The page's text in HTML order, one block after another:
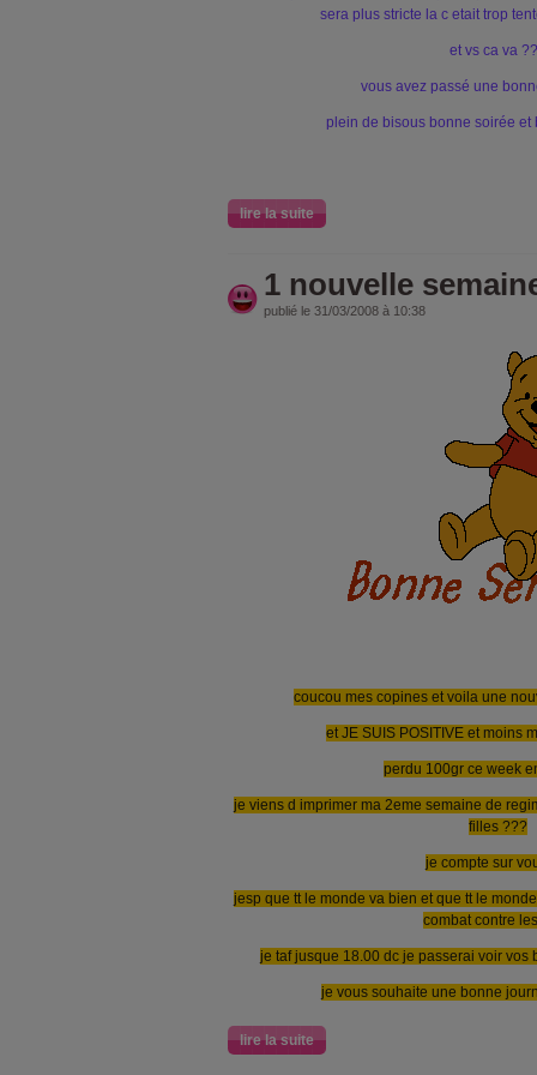
sera plus stricte la c etait trop
et vs ca va
vous avez passé une
plein de bisous bonne soirée et
lire la suite
1 nouvelle
publié le 31/03/2008 à 10:38
coucou mes copines et voila une
et JE SUIS POSITIVE et moins
perdu 100gr ce week
je viens d imprimer ma 2eme semaine de
filles ???
je compte sur
jesp que tt le monde va bien et que tt le
combat contre
je taf jusque 18.00 dc je passerai voir vos
je vous souhaite une bonne
lire la suite